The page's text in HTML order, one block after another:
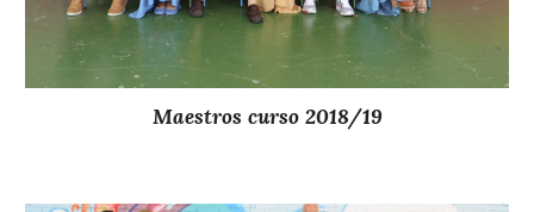
Maestros curso 2018/19